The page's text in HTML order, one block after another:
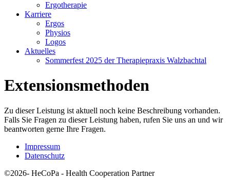
Ergotherapie
Karriere
Ergos
Physios
Logos
Aktuelles
Sommerfest 2025 der Therapiepraxis Walzbachtal
Extensionsmethoden
Zu dieser Leistung ist aktuell noch keine Beschreibung vorhanden.
Falls Sie Fragen zu dieser Leistung haben, rufen Sie uns an und wir
beantworten gerne Ihre Fragen.
Impressum
Datenschutz
©2026- HeCoPa - Health Cooperation Partner